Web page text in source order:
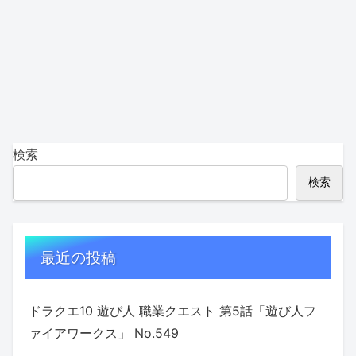
検索
検索
最近の投稿
ドラクエ10 遊び人 職業クエスト 第5話「遊び人フ
ァイアワークス」 No.549